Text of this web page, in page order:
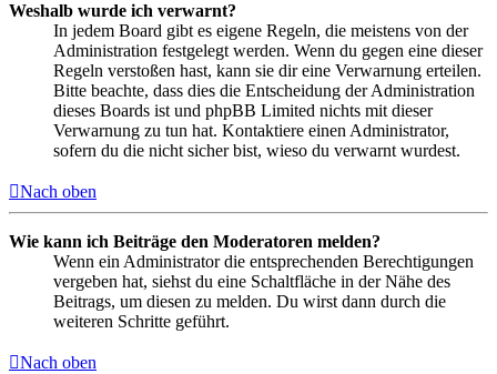
Weshalb wurde ich verwarnt?
In jedem Board gibt es eigene Regeln, die meistens von der
Administration festgelegt werden. Wenn du gegen eine dieser
Regeln verstoßen hast, kann sie dir eine Verwarnung erteilen.
Bitte beachte, dass dies die Entscheidung der Administration
dieses Boards ist und phpBB Limited nichts mit dieser
Verwarnung zu tun hat. Kontaktiere einen Administrator,
sofern du die nicht sicher bist, wieso du verwarnt wurdest.
Nach oben
Wie kann ich Beiträge den Moderatoren melden?
Wenn ein Administrator die entsprechenden Berechtigungen
vergeben hat, siehst du eine Schaltfläche in der Nähe des
Beitrags, um diesen zu melden. Du wirst dann durch die
weiteren Schritte geführt.
Nach oben